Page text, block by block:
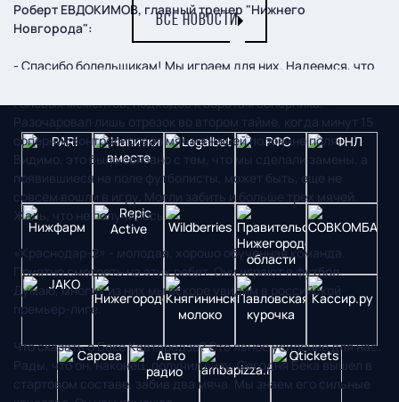
Роберт ЕВДОКИМОВ, главный тренер "Нижнего
Новгорода":
- Спасибо болельщикам! Мы играем для них. Надеемся, что
голевых моментов, подходов к воротам соперника.
Разочаровал лишь отрезок во втором тайме, когда минут 15
соперник контролировал мяч на нашей половине поля.
Видимо, это было связано с тем, что мы сделали замены, а
появившиеся на поле футболисты, может быть, еще не
совсем вошли в игру. Могли забить и больше трех мячей.
Жаль, что не получилось.
«Краснодар-2» - молодая, хорошо обученная команда.
Приятно смотреть на этих ребят. Они играют в футбол.
Думаю, многих из них мы вскоре увидим в российской
премьер-лиге.
Что сказать о Беке Кавтарадзе? Это явное усиление для нас.
Рады, что он, наконец, получил визу. Сегодня Бека вышел в
стартовом составе, забив два мяча. Мы знаем его сильные
ВСЕ НОВОСТИ